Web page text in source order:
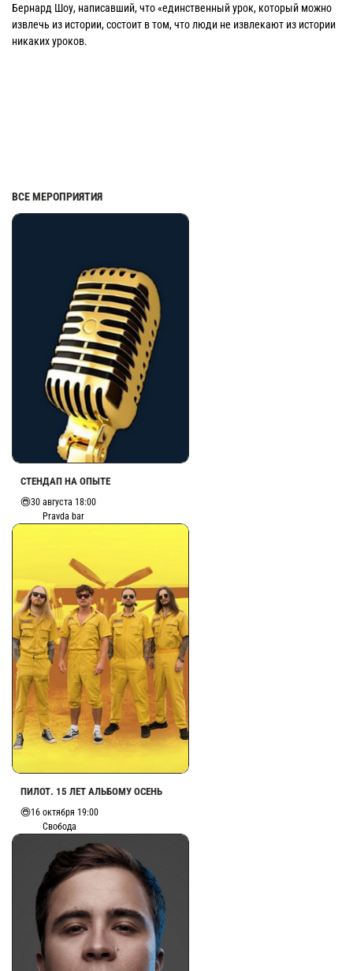
Бернард Шоу, написавший, что «единственный урок, который можно
извлечь из истории, состоит в том, что люди не извлекают из истории
никаких уроков.
ВСЕ МЕРОПРИЯТИЯ
СТЕНДАП НА ОПЫТЕ
30 августа 18:00
Pravda bar
ПИЛОТ. 15 ЛЕТ АЛЬБОМУ ОСЕНЬ
16 октября 19:00
Свобода